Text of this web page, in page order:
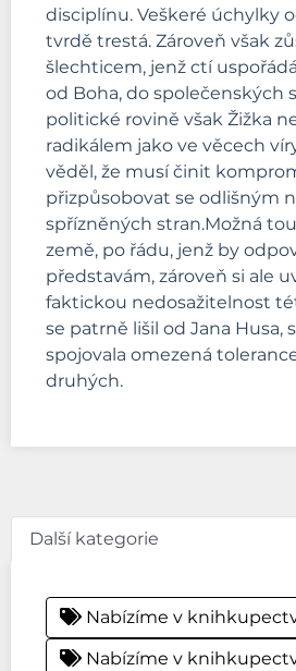
disciplínu. Veškeré úchylky
tvrdě trestá. Zároveň však
šlechticem, jenž ctí
od Boha, do společenských
politické rovině však Žižka
radikálem jako ve věcech
věděl, že musí činit
přizpůsobovat se odlišným
spřízněných stran.Možná
země, po řádu, jenž by
představám, zároveň si ale
faktickou nedosažitelnost
se patrně lišil od Jana Husa,
spojovala omezená
druhých.
Další kategorie
Nabízíme v
Nabízíme v